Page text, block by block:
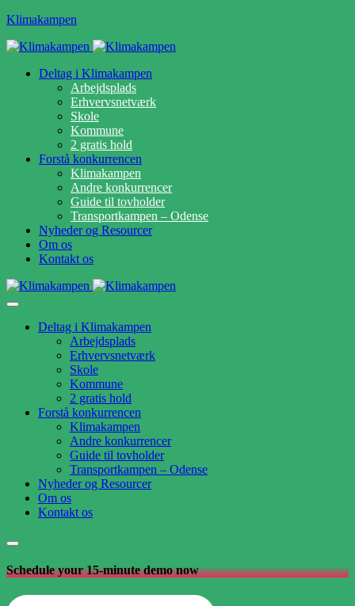
Klimakampen
Deltag i Klimakampen
Arbejdsplads
Erhvervsnetværk
Skole
Kommune
2 gratis hold
Forstå konkurrencen
Klimakampen
Andre konkurrencer
Guide til tovholder
Transportkampen – Odense
Nyheder og Resourcer
Om os
Kontakt os
Deltag i Klimakampen
Arbejdsplads
Erhvervsnetværk
Skole
Kommune
2 gratis hold
Forstå konkurrencen
Klimakampen
Andre konkurrencer
Guide til tovholder
Transportkampen – Odense
Nyheder og Resourcer
Om os
Kontakt os
Schedule your 15-minute demo now